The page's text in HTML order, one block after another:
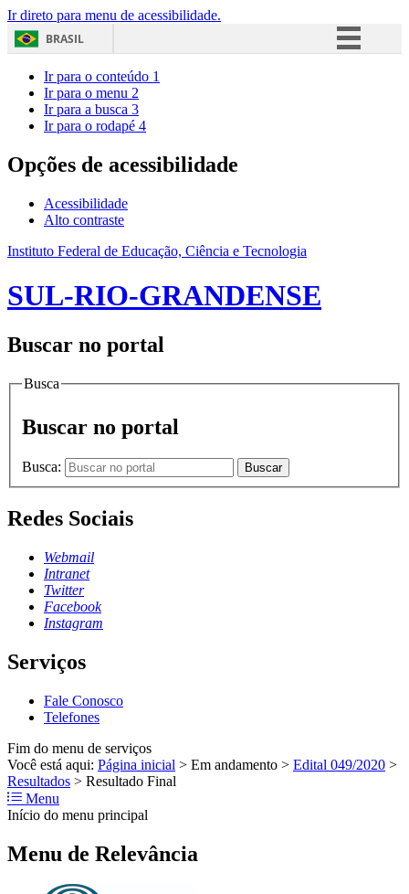
Ir direto para menu de acessibilidade.
BRASIL
Acesso à informação
Ir para o conteúdo 1
Ir para o menu 2
Ir para a busca 3
Ir para o rodapé 4
Opções de acessibilidade
Acessibilidade
Alto contraste
Instituto Federal de Educação, Ciência e Tecnologia
SUL-RIO-GRANDENSE
Buscar no portal
Busca
Buscar no portal
Busca: Buscar
Redes Sociais
Webmail
Intranet
Twitter
Facebook
Instagram
Serviços
Fale Conosco
Telefones
Fim do menu de serviços
Você está aqui: Página inicial > Em andamento > Edital 049/2020 >
Resultados > Resultado Final
Menu
Início do menu principal
Menu de Relevância